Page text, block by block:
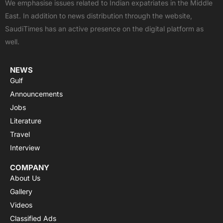
o
o
k
t
t
e
b
e
a
p
p
g
r
a
We emphasise issues related to Indian expatriates in the Middle
East. In addition to news distribution through the website,
SaudiTimes has an active presence on the digital platform as
well.
NEWS
Gulf
Announcements
Jobs
Literature
Travel
Interview
COMPANY
About Us
Gallery
Videos
Classified Ads